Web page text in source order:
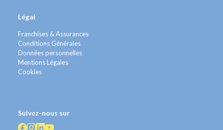
Légal
Franchises & Assurances
Conditions Générales
Données personnelles
Mentions Légales
Cookies
Suivez-nous sur